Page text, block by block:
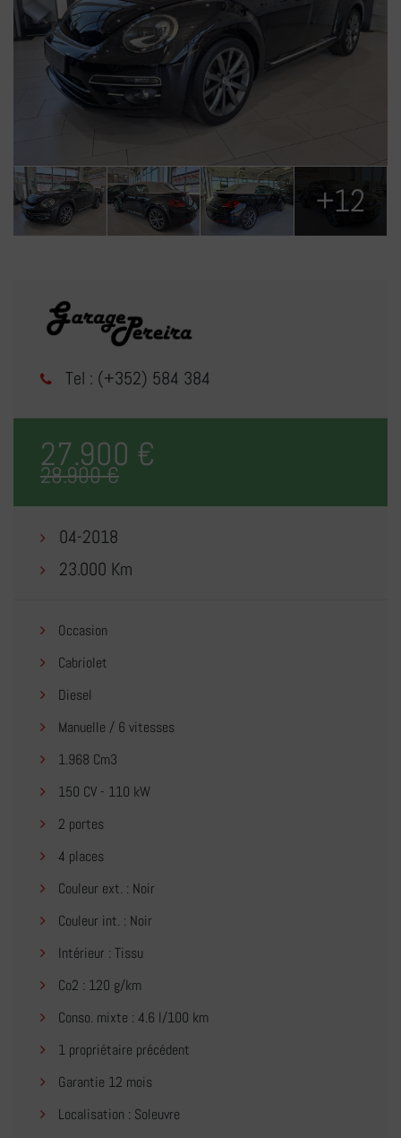
+12
Tel : (+352) 584 384
27.900 €
28.900 €
04-2018
23.000 Km
Occasion
Cabriolet
Diesel
Manuelle / 6 vitesses
1.968 Cm3
150 CV - 110 kW
2 portes
4 places
Couleur ext. : Noir
Couleur int. : Noir
Intérieur : Tissu
Co2 : 120 g/km
Conso. mixte : 4.6 l/100 km
1 propriétaire précédent
Garantie 12 mois
Localisation : Soleuvre